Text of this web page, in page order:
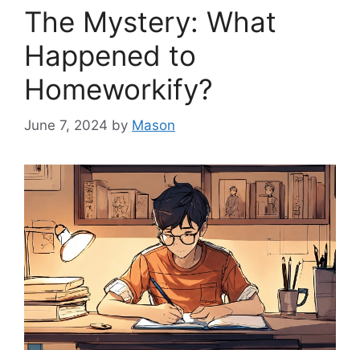
The Mystery: What
Happened to
Homeworkify?
June 7, 2024 by Mason